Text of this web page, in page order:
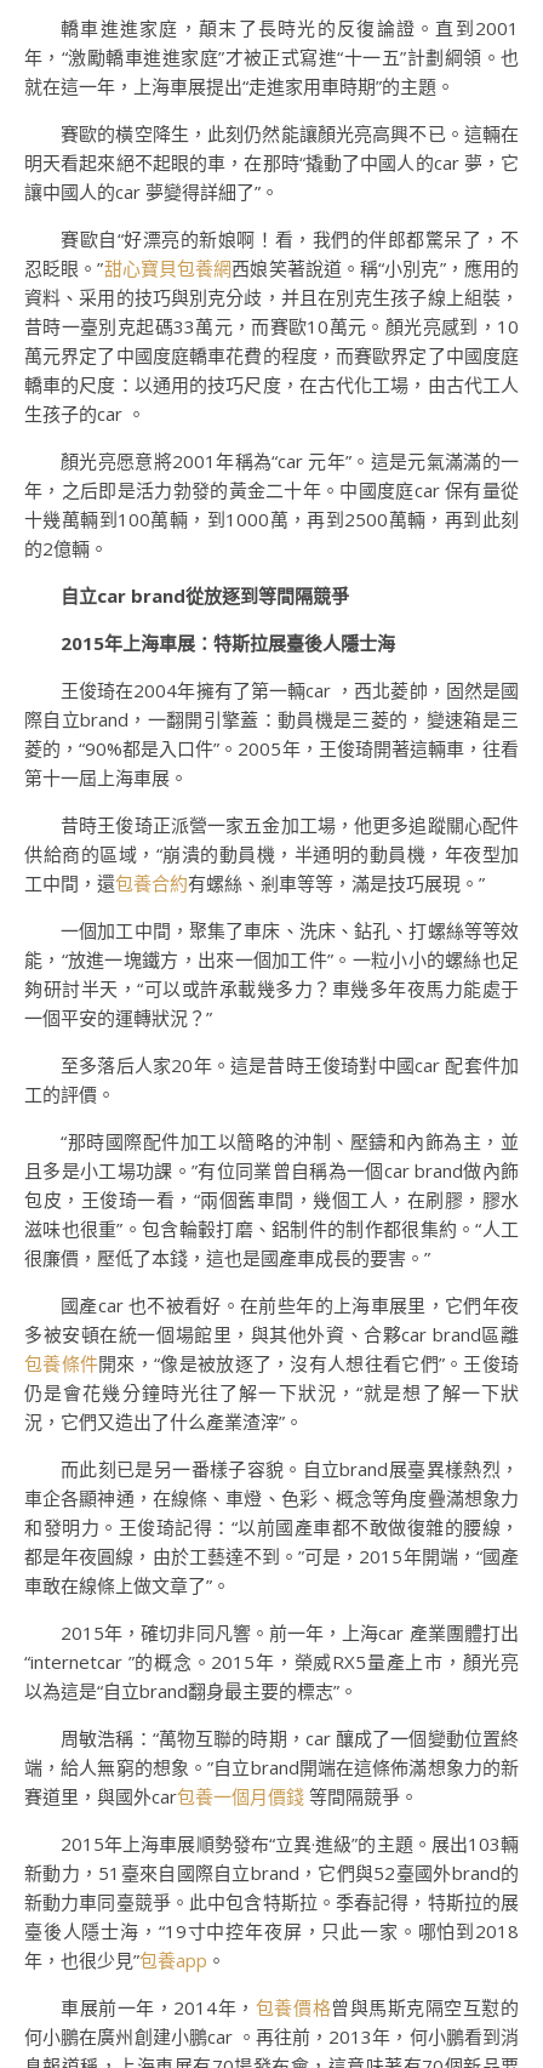
轎車進進家庭，顛末了長時光的反復論證。直到2001
年，“激勵轎車進進家庭”才被正式寫進“十一五”計劃綱領。也
就在這一年，上海車展提出“走進家用車時期”的主題。
賽歐的橫空降生，此刻仍然能讓顏光亮高興不已。這輛在
明天看起來絕不起眼的車，在那時“撬動了中國人的car 夢，它
讓中國人的car 夢變得詳細了”。
賽歐自“好漂亮的新娘啊！看，我們的伴郎都驚呆了，不
忍眨眼。”甜心寶貝包養網西娘笑著說道。稱“小別克”，應用的
資料、采用的技巧與別克分歧，并且在別克生孩子線上組裝，
昔時一臺別克起碼33萬元，而賽歐10萬元。顏光亮感到，10
萬元界定了中國度庭轎車花費的程度，而賽歐界定了中國度庭
轎車的尺度：以通用的技巧尺度，在古代化工場，由古代工人
生孩子的car 。
顏光亮愿意將2001年稱為“car 元年”。這是元氣滿滿的一
年，之后即是活力勃發的黃金二十年。中國度庭car 保有量從
十幾萬輛到100萬輛，到1000萬，再到2500萬輛，再到此刻
的2億輛。
自立car brand從放逐到等間隔競爭
2015年上海車展：特斯拉展臺後人隱士海
王俊琦在2004年擁有了第一輛car ，西北菱帥，固然是國
際自立brand，一翻開引擎蓋：動員機是三菱的，變速箱是三
菱的，“90%都是入口件”。2005年，王俊琦開著這輛車，往看
第十一屆上海車展。
昔時王俊琦正派營一家五金加工場，他更多追蹤關心配件
供給商的區域，“崩潰的動員機，半通明的動員機，年夜型加
工中間，還包養合約有螺絲、剎車等等，滿是技巧展現。”
一個加工中間，聚集了車床、洗床、鉆孔、打螺絲等等效
能，“放進一塊鐵方，出來一個加工件”。一粒小小的螺絲也足
夠研討半天，“可以或許承載幾多力？車幾多年夜馬力能處于
一個平安的運轉狀況？”
至多落后人家20年。這是昔時王俊琦對中國car 配套件加
工的評價。
“那時國際配件加工以簡略的沖制、壓鑄和內飾為主，並
且多是小工場功課。”有位同業曾自稱為一個car brand做內飾
包皮，王俊琦一看，“兩個舊車間，幾個工人，在刷膠，膠水
滋味也很重”。包含輪轂打磨、鋁制件的制作都很集約。“人工
很廉價，壓低了本錢，這也是國產車成長的要害。”
國產car 也不被看好。在前些年的上海車展里，它們年夜
多被安頓在統一個場館里，與其他外資、合夥car brand區離
包養條件開來，“像是被放逐了，沒有人想往看它們”。王俊琦
仍是會花幾分鐘時光往了解一下狀況，“就是想了解一下狀
況，它們又造出了什么產業渣滓”。
而此刻已是另一番樣子容貌。自立brand展臺異樣熱烈，
車企各顯神通，在線條、車燈、色彩、概念等角度疊滿想象力
和發明力。王俊琦記得：“以前國產車都不敢做復雜的腰線，
都是年夜圓線，由於工藝達不到。”可是，2015年開端，“國產
車敢在線條上做文章了”。
2015年，確切非同凡響。前一年，上海car 產業團體打出
“internetcar ”的概念。2015年，榮威RX5量產上市，顏光亮
以為這是“自立brand翻身最主要的標志”。
周敏浩稱：“萬物互聯的時期，car 釀成了一個變動位置終
端，給人無窮的想象。”自立brand開端在這條佈滿想象力的新
賽道里，與國外car包養一個月價錢 等間隔競爭。
2015年上海車展順勢發布“立異·進級”的主題。展出103輛
新動力，51臺來自國際自立brand，它們與52臺國外brand的
新動力車同臺競爭。此中包含特斯拉。季春記得，特斯拉的展
臺後人隱士海，“19寸中控年夜屏，只此一家。哪怕到2018
年，也很少見”包養app 。
車展前一年，2014年， 包養價格曾與馬斯克隔空互懟的
何小鵬在廣州創建小鵬car 。再往前，2013年，何小鵬看到消